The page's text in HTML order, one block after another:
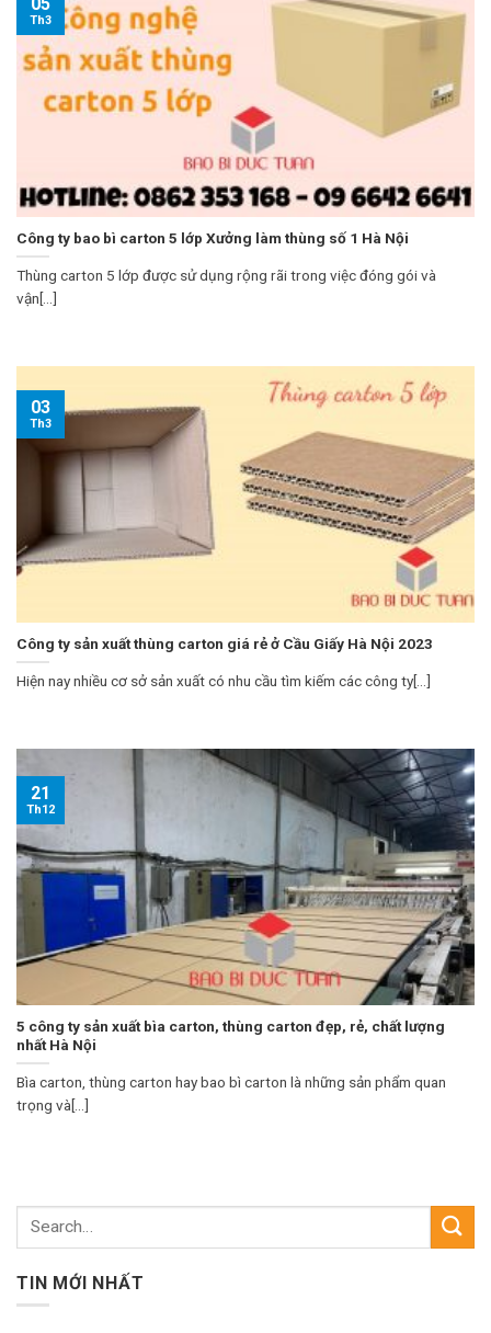
Công ty bao bì carton 5 lớp Xưởng làm thùng số 1 Hà Nội
Thùng carton 5 lớp được sử dụng rộng rãi trong việc đóng gói và
vận[...]
Th3
Công ty sản xuất thùng carton giá rẻ ở Cầu Giấy Hà Nội 2023
Hiện nay nhiều cơ sở sản xuất có nhu cầu tìm kiếm các công ty[...]
03
Th3
5 công ty sản xuất bìa carton, thùng carton đẹp, rẻ, chất lượng
nhất Hà Nội
Bìa carton, thùng carton hay bao bì carton là những sản phẩm quan
trọng và[...]
21
Th12
TIN MỚI NHẤT